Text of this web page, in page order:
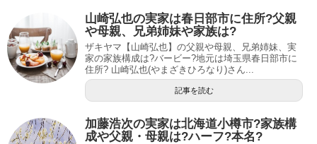
山崎弘也の実家は春日部市に住所?父親
や母親、兄弟姉妹や家族は?
ザキヤマ【山崎弘也】の父親や母親、兄弟姉妹、実
家の家族構成は?バービー?地元は埼玉県春日部市に
住所? 山崎弘也(やまざきひろなり)さん...
記事を読む
加藤浩次の実家は北海道小樽市?家族構
成や父親・母親は?ハーフ?本名?